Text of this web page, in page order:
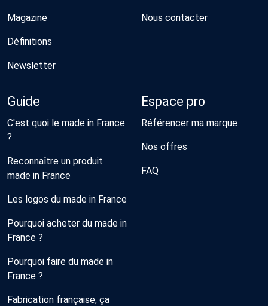
Magazine
Définitions
Newsletter
Nous contacter
Guide
C'est quoi le made in France
?
Reconnaître un produit
made in France
Les logos du made in France
Pourquoi acheter du made in
France ?
Pourquoi faire du made in
France ?
Fabrication française, ça
Espace pro
Référencer ma marque
Nos offres
FAQ